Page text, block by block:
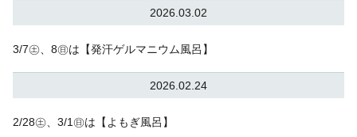
2026.03.02
3/7㊏、8㊐は【発汗ゲルマニウム風呂】
2026.02.24
2/28㊏、3/1㊐は【よもぎ風呂】